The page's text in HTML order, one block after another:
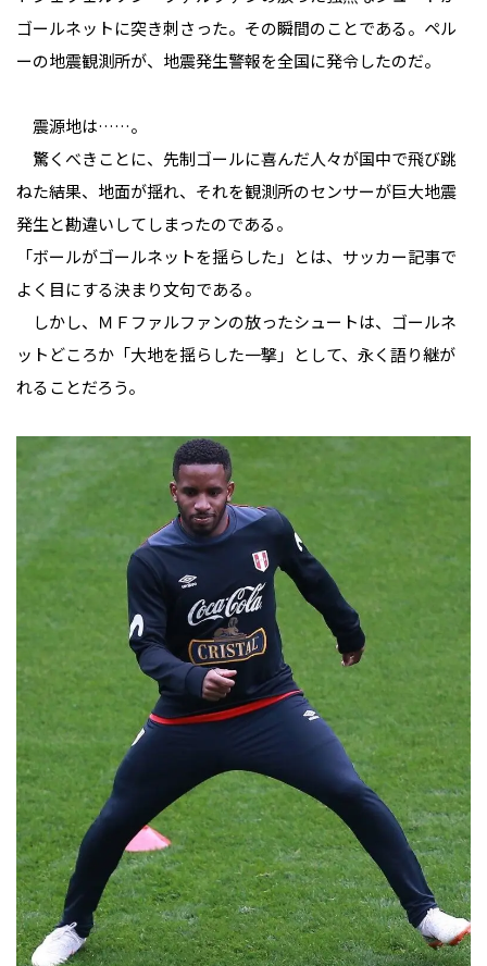
ゴールネットに突き刺さった。その瞬間のことである。ペル
ーの地震観測所が、地震発生警報を全国に発令したのだ。
震源地は……。
驚くべきことに、先制ゴールに喜んだ人々が国中で飛び跳
ねた結果、地面が揺れ、それを観測所のセンサーが巨大地震
発生と勘違いしてしまったのである。
「ボールがゴールネットを揺らした」とは、サッカー記事で
よく目にする決まり文句である。
しかし、ＭＦファルファンの放ったシュートは、ゴールネ
ットどころか「大地を揺らした一撃」として、永く語り継が
れることだろう。